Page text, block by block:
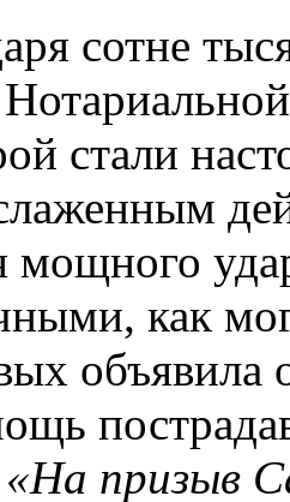
сотне
стали
мощного
как
объявила
«На призыв